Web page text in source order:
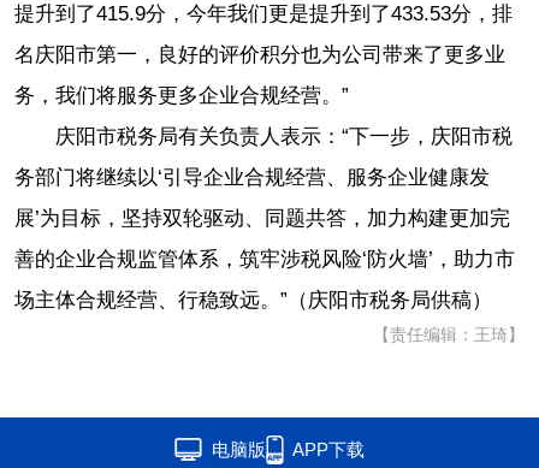
提升到了415.9分，今年我们更是提升到了433.53分，排
名庆阳市第一，良好的评价积分也为公司带来了更多业
务，我们将服务更多企业合规经营。”
庆阳市税务局有关负责人表示：“下一步，庆阳市税
务部门将继续以‘引导企业合规经营、服务企业健康发
展’为目标，坚持双轮驱动、同题共答，加力构建更加完
善的企业合规监管体系，筑牢涉税风险‘防火墙’，助力市
场主体合规经营、行稳致远。”（庆阳市税务局供稿）
【责任编辑：王琦】
电脑版 APP下载